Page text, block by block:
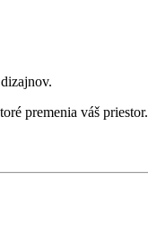
premenia váš priestor.